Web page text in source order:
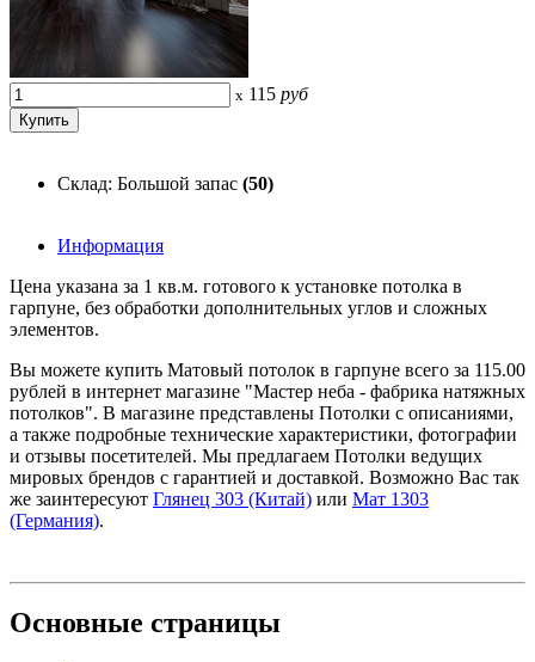
x 115 руб
Склад: Большой запас (50)
Информация
Цена указана за 1 кв.м. готового к установке потолка в
гарпуне, без обработки дополнительных углов и сложных
элементов.
Вы можете купить Матовый потолок в гарпуне всего за 115.00
рублей в интернет магазине "Мастер неба - фабрика натяжных
потолков". В магазине представлены Потолки с описаниями,
а также подробные технические характеристики, фотографии
и отзывы посетителей. Мы предлагаем Потолки ведущих
мировых брендов с гарантией и доставкой. Возможно Вас так
же заинтересуют Глянец 303 (Китай) или Мат 1303
(Германия).
Основные страницы